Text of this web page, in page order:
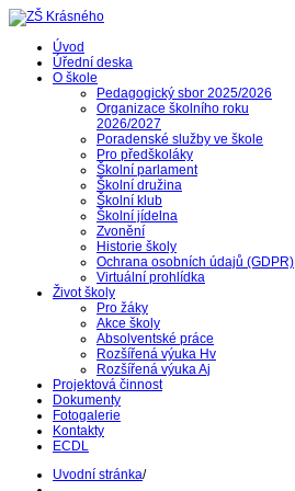
Úvod
Úřední deska
O škole
Pedagogický sbor 2025/2026
Organizace školního roku
2026/2027
Poradenské služby ve škole
Pro předškoláky
Školní parlament
Školní družina
Školní klub
Školní jídelna
Zvonění
Historie školy
Ochrana osobních údajů (GDPR)
Virtuální prohlídka
Život školy
Pro žáky
Akce školy
Absolventské práce
Rozšířená výuka Hv
Rozšířená výuka Aj
Projektová činnost
Dokumenty
Fotogalerie
Kontakty
ECDL
Uvodní stránka/